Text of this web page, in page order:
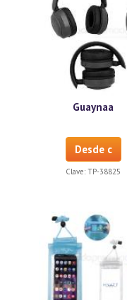
Guaynaa
Desde c
Clave: TP-38825